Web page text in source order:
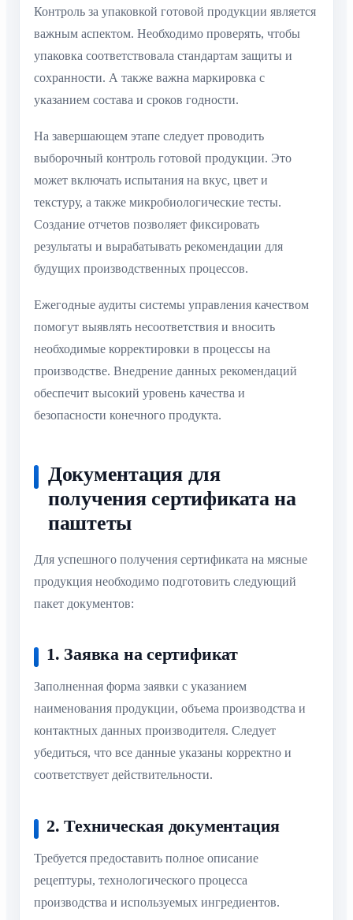
Контроль за упаковкой готовой продукции является
важным аспектом. Необходимо проверять, чтобы
упаковка соответствовала стандартам защиты и
сохранности. А также важна маркировка с
указанием состава и сроков годности.
На завершающем этапе следует проводить
выборочный контроль готовой продукции. Это
может включать испытания на вкус, цвет и
текстуру, а также микробиологические тесты.
Создание отчетов позволяет фиксировать
результаты и вырабатывать рекомендации для
будущих производственных процессов.
Ежегодные аудиты системы управления качеством
помогут выявлять несоответствия и вносить
необходимые корректировки в процессы на
производстве. Внедрение данных рекомендаций
обеспечит высокий уровень качества и
безопасности конечного продукта.
Документация для
получения сертификата на
паштеты
Для успешного получения сертификата на мясные
продукция необходимо подготовить следующий
пакет документов:
1. Заявка на сертификат
Заполненная форма заявки с указанием
наименования продукции, объема производства и
контактных данных производителя. Следует
убедиться, что все данные указаны корректно и
соответствует действительности.
2. Техническая документация
Требуется предоставить полное описание
рецептуры, технологического процесса
производства и используемых ингредиентов.